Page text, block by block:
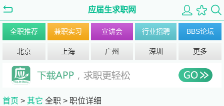
应届生求职网
全职推荐 兼职实习 宣讲会 行业招聘 BBS论坛
北京 上海 广州 深圳 更多
首页 > 其它 全职 > 职位详细